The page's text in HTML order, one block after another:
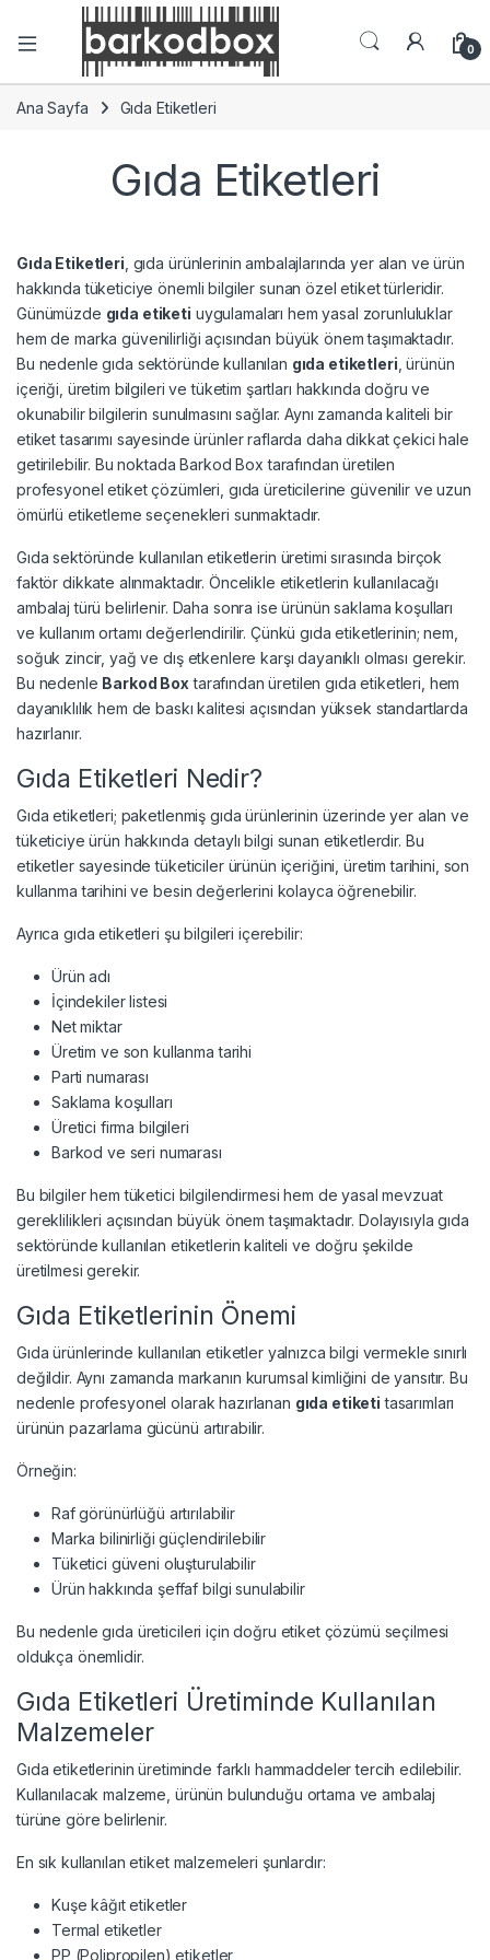
0
Ana Sayfa Gıda Etiketleri
Gıda Etiketleri
Gıda Etiketleri , gıda ürünlerinin ambalajlarında yer alan ve ürün
hakkında tüketiciye önemli bilgiler sunan özel etiket türleridir.
Günümüzde gıda etiketi uygulamaları hem yasal zorunluluklar
hem de marka güvenilirliği açısından büyük önem taşımaktadır.
Bu nedenle gıda sektöründe kullanılan gıda etiketleri , ürünün
içeriği, üretim bilgileri ve tüketim şartları hakkında doğru ve
okunabilir bilgilerin sunulmasını sağlar. Aynı zamanda kaliteli bir
etiket tasarımı sayesinde ürünler raflarda daha dikkat çekici hale
getirilebilir. Bu noktada Barkod Box tarafından üretilen
profesyonel etiket çözümleri, gıda üreticilerine güvenilir ve uzun
ömürlü etiketleme seçenekleri sunmaktadır.
Gıda sektöründe kullanılan etiketlerin üretimi sırasında birçok
faktör dikkate alınmaktadır. Öncelikle etiketlerin kullanılacağı
ambalaj türü belirlenir. Daha sonra ise ürünün saklama koşulları
ve kullanım ortamı değerlendirilir. Çünkü gıda etiketlerinin; nem,
soğuk zincir, yağ ve dış etkenlere karşı dayanıklı olması gerekir.
Bu nedenle Barkod Box tarafından üretilen gıda etiketleri, hem
dayanıklılık hem de baskı kalitesi açısından yüksek standartlarda
hazırlanır.
Gıda Etiketleri Nedir?
Gıda etiketleri; paketlenmiş gıda ürünlerinin üzerinde yer alan ve
tüketiciye ürün hakkında detaylı bilgi sunan etiketlerdir. Bu
etiketler sayesinde tüketiciler ürünün içeriğini, üretim tarihini, son
kullanma tarihini ve besin değerlerini kolayca öğrenebilir.
Ayrıca gıda etiketleri şu bilgileri içerebilir:
Ürün adı
İçindekiler listesi
Net miktar
Üretim ve son kullanma tarihi
Parti numarası
Saklama koşulları
Üretici firma bilgileri
Barkod ve seri numarası
Bu bilgiler hem tüketici bilgilendirmesi hem de yasal mevzuat
gereklilikleri açısından büyük önem taşımaktadır. Dolayısıyla gıda
sektöründe kullanılan etiketlerin kaliteli ve doğru şekilde
üretilmesi gerekir.
Gıda Etiketlerinin Önemi
Gıda ürünlerinde kullanılan etiketler yalnızca bilgi vermekle sınırlı
değildir. Aynı zamanda markanın kurumsal kimliğini de yansıtır. Bu
nedenle profesyonel olarak hazırlanan gıda etiketi tasarımları
ürünün pazarlama gücünü artırabilir.
Örneğin:
Raf görünürlüğü artırılabilir
Marka bilinirliği güçlendirilebilir
Tüketici güveni oluşturulabilir
Ürün hakkında şeffaf bilgi sunulabilir
Bu nedenle gıda üreticileri için doğru etiket çözümü seçilmesi
oldukça önemlidir.
Gıda Etiketleri Üretiminde Kullanılan
Malzemeler
Gıda etiketlerinin üretiminde farklı hammaddeler tercih edilebilir.
Kullanılacak malzeme, ürünün bulunduğu ortama ve ambalaj
türüne göre belirlenir.
En sık kullanılan etiket malzemeleri şunlardır:
Kuşe kâğıt etiketler
Termal etiketler
PP (Polipropilen) etiketler